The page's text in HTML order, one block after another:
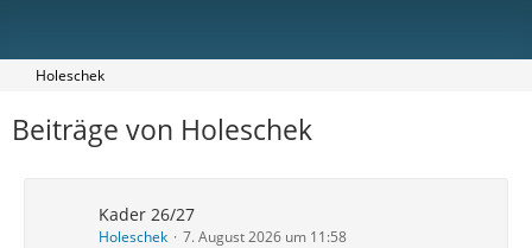
Holeschek
Beiträge von Holeschek
Kader 26/27
Holeschek 7. August 2026 um 11:58